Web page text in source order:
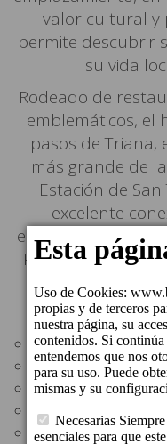
valor cultural y
permite descubrir
su vida
Rodeado de
emblemáticos, el
pasos de
más grande de
Estación de
excelente
emblemáticos de
Playa de Las
Bares y
Teatro Cuyas: en
Palacete
Supermercado: 230 m
Zona Comercial